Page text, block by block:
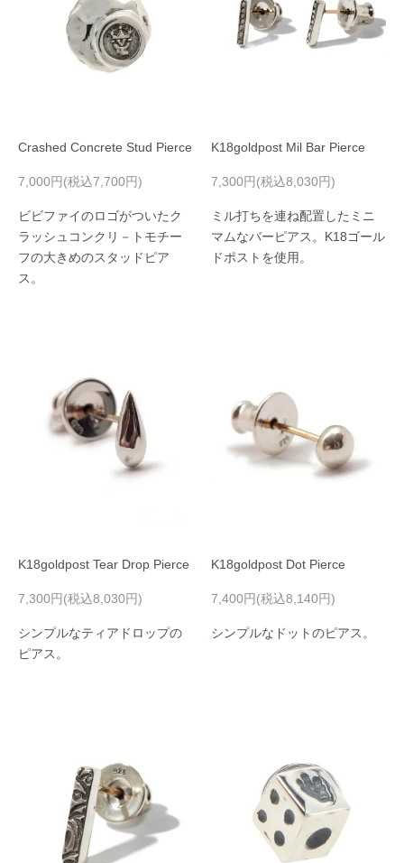
Crashed Concrete Stud Pierce
7,000円(税込7,700円)
ビビファイのロゴがついたク
ラッシュコンクリ－トモチー
フの大きめのスタッドピア
ス。
K18goldpost Mil Bar Pierce
7,300円(税込8,030円)
ミル打ちを連ね配置したミニ
マムなバーピアス。K18ゴール
ドポストを使用。
K18goldpost Tear Drop Pierce
7,300円(税込8,030円)
シンプルなティアドロップの
ピアス。
K18goldpost Dot Pierce
7,400円(税込8,140円)
シンプルなドットのピアス。